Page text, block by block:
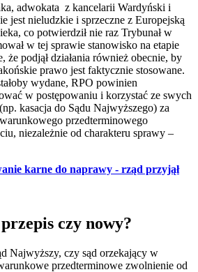
adwokata z kancelarii Wardyński i
jest nieludzkie i sprzeczne z Europejską
co potwierdził nie raz Trybunał w
w tej sprawie stanowisko na etapie
że podjął działania również obecnie, by
prawo jest faktycznie stosowane.
wydane, RPO powinien
w postępowaniu i korzystać ze swych
kasacja do Sądu Najwyższego) za
przedterminowego
niezależnie od charakteru sprawy –
karne do naprawy - rząd przyjął
czy nowy?
Najwyższy, czy sąd orzekający w
przedterminowe zwolnienie od